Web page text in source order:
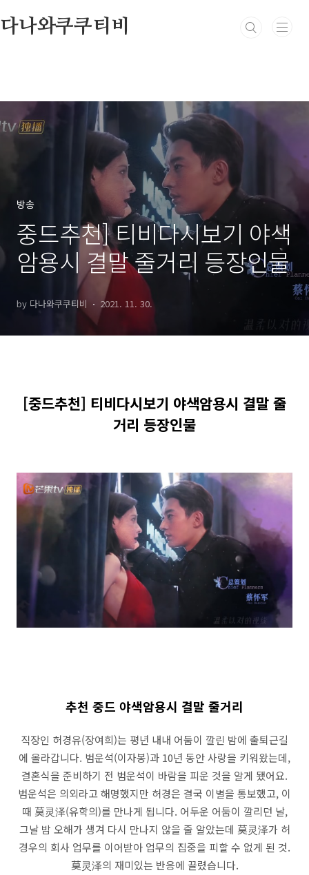
다나와쿠쿠티비
방송
중드추천] 티비다시보기 야색
암용시 결말 줄거리 등장인물
by 다나와쿠쿠티비 2021. 11. 30.
[중드추천] 티비다시보기 야색암용시 결말 줄
거리 등장인물
추천 중드 야색암용시 결말 줄거리
직장인 허경유(장여희)는 평년 내내 어둠이 깔린 밤에 출퇴근길
에 올라갑니다. 범운석(이자봉)과 10년 동안 사랑을 키워왔는데,
결혼식을 준비하기 전 범운석이 바람을 피운 것을 알게 됐어요.
범운석은 의외라고 해명했지만 허경은 결국 이별을 통보했고, 이
때 莫灵泽(유학의)를 만나게 됩니다. 어두운 어둠이 깔리던 날,
그날 밤 오해가 생겨 다시 만나지 않을 줄 알았는데 莫灵泽가 허
경우의 회사 업무를 이어받아 업무의 집중을 피할 수 없게 된 것.
莫灵泽의 재미있는 반응에 끌렸습니다.